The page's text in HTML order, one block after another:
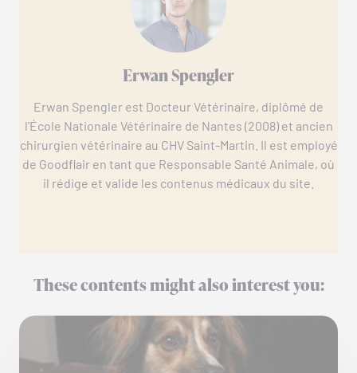
Erwan Spengler
Erwan Spengler est Docteur Vétérinaire, diplômé de
l'École Nationale Vétérinaire de Nantes (2008) et ancien
chirurgien vétérinaire au CHV Saint-Martin. Il est employé
de Goodflair en tant que Responsable Santé Animale, où
il rédige et valide les contenus médicaux du site.
These contents might also interest you: